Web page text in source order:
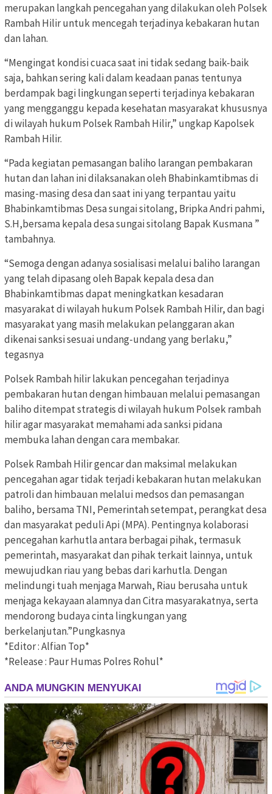
merupakan langkah pencegahan yang dilakukan oleh Polsek
Rambah Hilir untuk mencegah terjadinya kebakaran hutan
dan lahan.
“Mengingat kondisi cuaca saat ini tidak sedang baik-baik
saja, bahkan sering kali dalam keadaan panas tentunya
berdampak bagi lingkungan seperti terjadinya kebakaran
yang mengganggu kepada kesehatan masyarakat khususnya
di wilayah hukum Polsek Rambah Hilir,” ungkap Kapolsek
Rambah Hilir.
“Pada kegiatan pemasangan baliho larangan pembakaran
hutan dan lahan ini dilaksanakan oleh Bhabinkamtibmas di
masing-masing desa dan saat ini yang terpantau yaitu
Bhabinkamtibmas Desa sungai sitolang, Bripka Andri pahmi,
S.H,bersama kepala desa sungai sitolang Bapak Kusmana ”
tambahnya.
“Semoga dengan adanya sosialisasi melalui baliho larangan
yang telah dipasang oleh Bapak kepala desa dan
Bhabinkamtibmas dapat meningkatkan kesadaran
masyarakat di wilayah hukum Polsek Rambah Hilir, dan bagi
masyarakat yang masih melakukan pelanggaran akan
dikenai sanksi sesuai undang-undang yang berlaku,”
tegasnya
Polsek Rambah hilir lakukan pencegahan terjadinya
pembakaran hutan dengan himbauan melalui pemasangan
baliho ditempat strategis di wilayah hukum Polsek rambah
hilir agar masyarakat memahami ada sanksi pidana
membuka lahan dengan cara membakar.
Polsek Rambah Hilir gencar dan maksimal melakukan
pencegahan agar tidak terjadi kebakaran hutan melakukan
patroli dan himbauan melalui medsos dan pemasangan
baliho, bersama TNI, Pemerintah setempat, perangkat desa
dan masyarakat peduli Api (MPA). Pentingnya kolaborasi
pencegahan karhutla antara berbagai pihak, termasuk
pemerintah, masyarakat dan pihak terkait lainnya, untuk
mewujudkan riau yang bebas dari karhutla. Dengan
melindungi tuah menjaga Marwah, Riau berusaha untuk
menjaga kekayaan alamnya dan Citra masyarakatnya, serta
mendorong budaya cinta lingkungan yang
berkelanjutan.”Pungkasnya
*Editor : Alfian Top*
*Release : Paur Humas Polres Rohul*